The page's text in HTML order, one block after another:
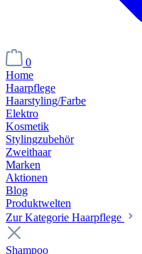
0
Home
Haarpflege
Haarstyling/Farbe
Elektro
Kosmetik
Stylingzubehör
Zweithaar
Marken
Aktionen
Blog
Produktwelten
Zur Kategorie Haarpflege
Shampoo